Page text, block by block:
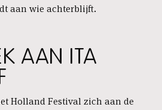
aan wie achterblijft.
AAN ITA
Holland Festival zich aan de